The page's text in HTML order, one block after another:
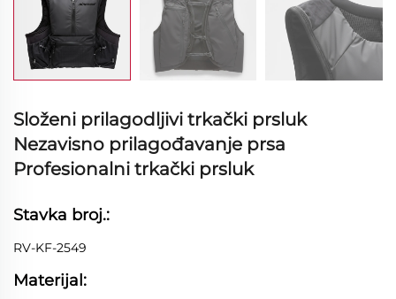
Složeni prilagodljivi trkački prsluk
Nezavisno prilagođavanje prsa
Profesionalni trkački prsluk
Stavka broj.:
RV-KF-2549
Materijal: